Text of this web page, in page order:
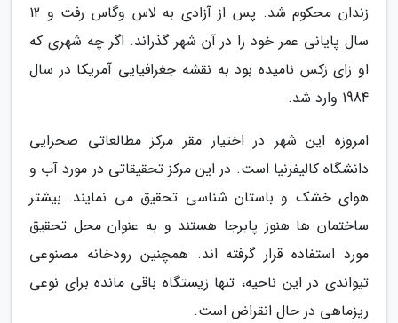
زندان محکوم شد. پس از آزادی به لاس وگاس رفت و 12
سال پایانی عمر خود را در آن شهر گذراند. اگر چه شهری که
او زای زکس نامیده بود به نقشه جغرافیایی آمریکا در سال
1984 وارد شد.
امروزه این شهر در اختیار مقر مرکز مطالعاتی صحرایی
دانشگاه کالیفرنیا است. در این مرکز تحقیقاتی در مورد آب و
هوای خشک و باستان شناسی تحقیق می نمایند. بیشتر
ساختمان ها هنوز پابرجا هستند و به عنوان محل تحقیق
مورد استفاده قرار گرفته اند. همچنین رودخانه مصنوعی
تیواندی در این ناحیه، تنها زیستگاه باقی مانده برای نوعی
ریزماهی در حال انقراض است.